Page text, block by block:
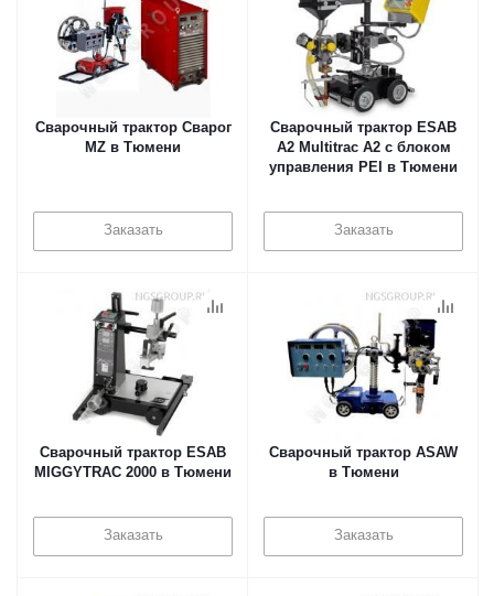
Сварочный трактор Сварог
MZ в Тюмени
Заказать
Сварочный трактор ESAB
A2 Multitrac A2 с блоком
управления PEI в Тюмени
Заказать
Сварочный трактор ESAB
MIGGYTRAC 2000 в Тюмени
Заказать
Сварочный трактор ASAW
в Тюмени
Заказать